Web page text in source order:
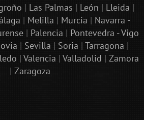
| Las Palmas | León | Lleida |
| Melilla | Murcia | Navarra -
| Palencia | Pontevedra - Vigo
| Sevilla | Soria | Tarragona |
| Valencia | Valladolid | Zamora
| Zaragoza